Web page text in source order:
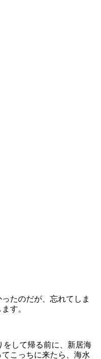
たのだが、忘れてしま
す。
をして帰る前に、新居海
こっちに来たら、海水